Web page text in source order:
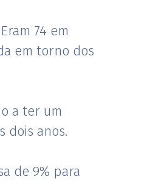
74 em
em torno dos
a ter um
dois anos.
de 9% para